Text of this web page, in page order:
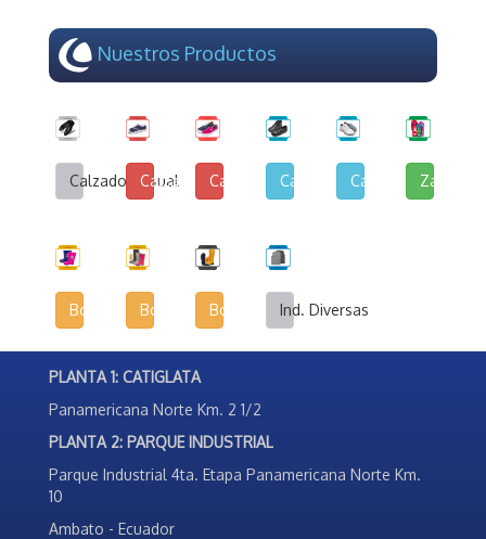
Nuestros Productos
Calzado CasualCalzado de Lona y Cuerina
Calzado de Lona Urbana
Calzado EscolarCalzado Deportivo
Botas InfantilesBotas AgrícolasBotas de Seguridad Industrial
Ind. Diversas
PLANTA 1: CATIGLATA
Panamericana Norte Km. 2 1/2
PLANTA 2: PARQUE INDUSTRIAL
Parque Industrial 4ta. Etapa Panamericana Norte Km.
10
Ambato - Ecuador